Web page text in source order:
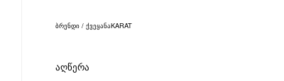
ბრენდი / ქვეყანაKARAT
აღწერა